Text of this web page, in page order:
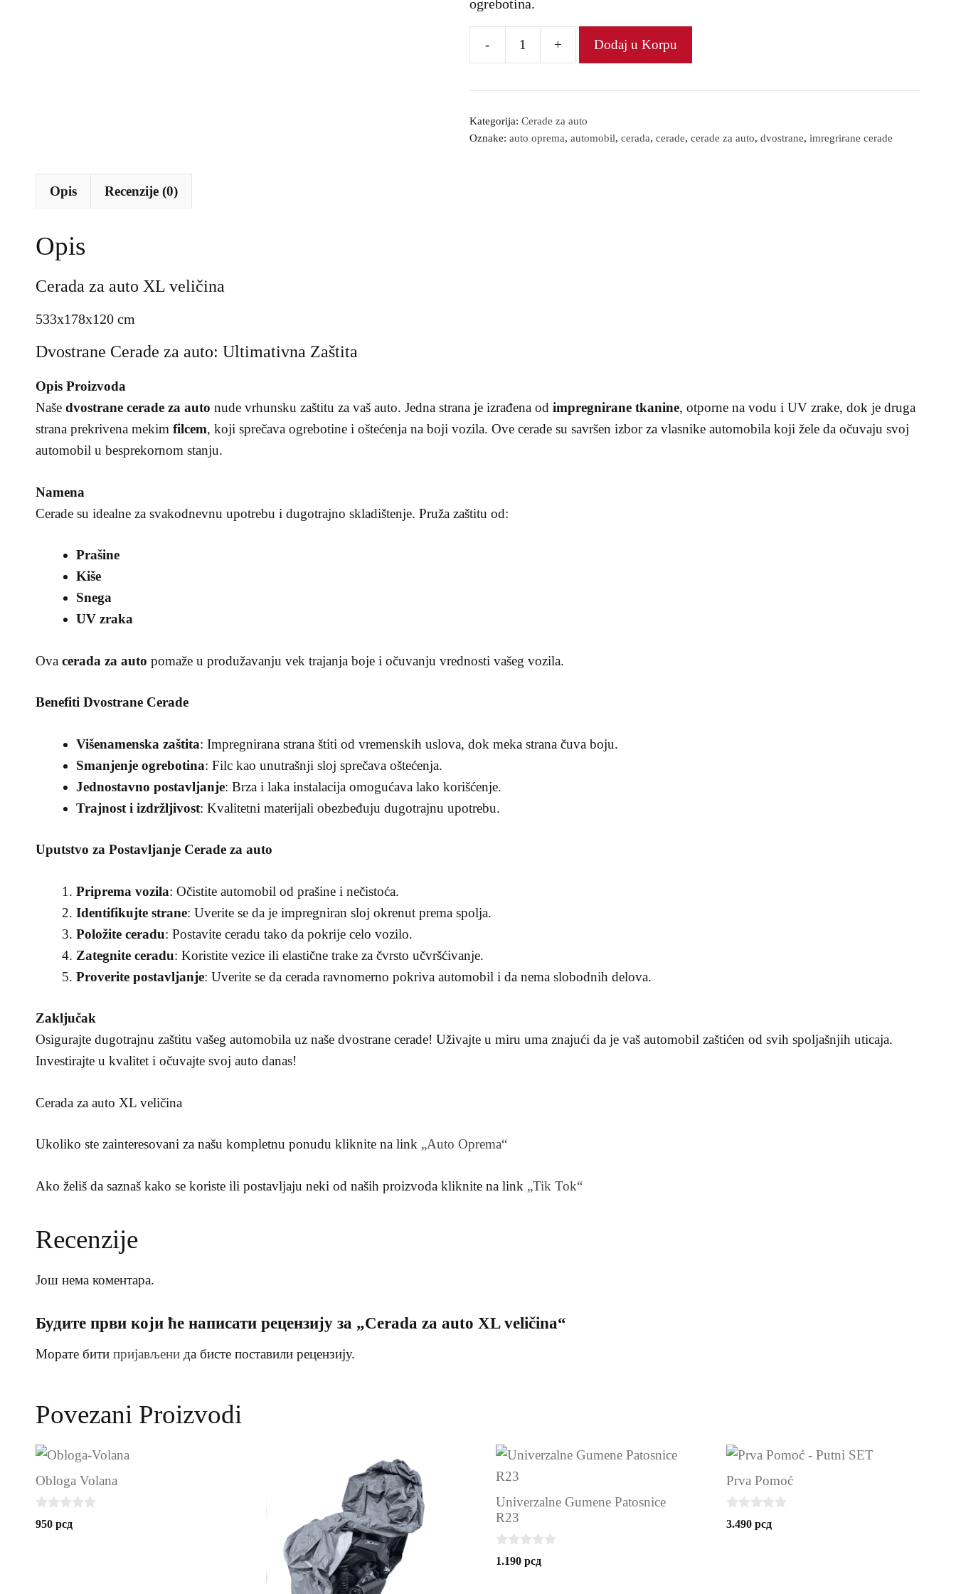
ogrebotina.
-
XL
veličina
+ Dodaj u Korpu
Kategorija: Cerade za auto
Oznake: auto oprema, automobil, cerada, cerade, cerade za auto, dvostrane, imregrirane cerade
Opis Recenzije (0)
Opis
Cerada za auto XL veličina
533x178x120 cm
Dvostrane Cerade za auto: Ultimativna Zaštita
Opis Proizvoda
Naše dvostrane cerade za auto nude vrhunsku zaštitu za vaš auto. Jedna strana je izrađena od impregnirane tkanine, otporne na vodu i UV zrake, dok je druga
strana prekrivena mekim filcem, koji sprečava ogrebotine i oštećenja na boji vozila. Ove cerade su savršen izbor za vlasnike automobila koji žele da očuvaju svoj
automobil u besprekornom stanju.
Namena
Cerade su idealne za svakodnevnu upotrebu i dugotrajno skladištenje. Pruža zaštitu od:
Prašine
Kiše
Snega
UV zraka
Ova cerada za auto pomaže u produžavanju vek trajanja boje i očuvanju vrednosti vašeg vozila.
Benefiti Dvostrane Cerade
Višenamenska zaštita: Impregnirana strana štiti od vremenskih uslova, dok meka strana čuva boju.
Smanjenje ogrebotina: Filc kao unutrašnji sloj sprečava oštećenja.
Jednostavno postavljanje: Brza i laka instalacija omogućava lako korišćenje.
Trajnost i izdržljivost: Kvalitetni materijali obezbeđuju dugotrajnu upotrebu.
Uputstvo za Postavljanje Cerade za auto
Priprema vozila: Očistite automobil od prašine i nečistoća.
Identifikujte strane: Uverite se da je impregniran sloj okrenut prema spolja.
Položite ceradu: Postavite ceradu tako da pokrije celo vozilo.
Zategnite ceradu: Koristite vezice ili elastične trake za čvrsto učvršćivanje.
Proverite postavljanje: Uverite se da cerada ravnomerno pokriva automobil i da nema slobodnih delova.
Zaključak
Osigurajte dugotrajnu zaštitu vašeg automobila uz naše dvostrane cerade! Uživajte u miru uma znajući da je vaš automobil zaštićen od svih spoljašnjih uticaja.
Investirajte u kvalitet i očuvajte svoj auto danas!
Cerada za auto XL veličina
Ukoliko ste zainteresovani za našu kompletnu ponudu kliknite na link „Auto Oprema“
Ako želiš da saznaš kako se koriste ili postavljaju neki od naših proizvoda kliknite na link „Tik Tok“
Recenzije
Још нема коментара.
Будите први који ће написати рецензију за „Cerada za auto XL veličina“
Морате бити пријављени да бисте поставили рецензију.
Povezani Proizvodi
Obloga Volana
0
o
950 рсд
Univerzalne Gumene Patosnice
R23
0
o
1.190 рсд
Prva Pomoć
0
o
3.490 рсд